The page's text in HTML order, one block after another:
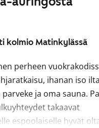
kolmio Matinkylässä
perheen
ihanan iso
ja oma sauna.
takaavat
espoolaiselle hyvät